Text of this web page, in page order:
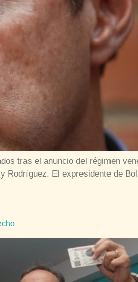
tras el anuncio del régimen
El expresidente de